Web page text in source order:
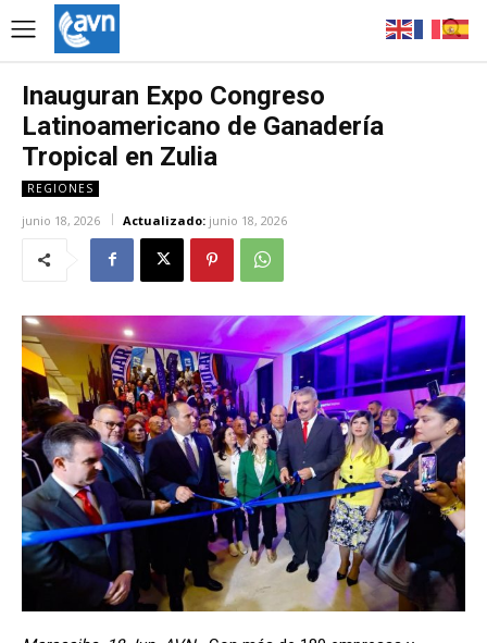
Inauguran Expo Congreso
Latinoamericano de Ganadería
Tropical en Zulia
REGIONES
junio 18, 2026 Actualizado: junio 18, 2026